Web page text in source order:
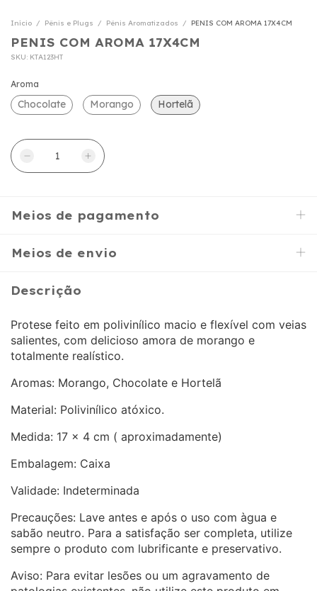
Início / Pênis e Plugs / Pênis Aromatizados / PENIS COM AROMA 17X4CM
PENIS COM AROMA 17X4CM
SKU: KTA123HT
Aroma
Chocolate Morango Hortelã
Meios de pagamento
Meios de envio
Descrição
Protese feito em polivinílico macio e flexível com veias
salientes, com delicioso amora de morango e
totalmente realístico.
Aromas: Morango, Chocolate e Hortelã
Material: Polivinílico atóxico.
Medida: 17 x 4 cm ( aproximadamente)
Embalagem: Caixa
Validade: Indeterminada
Precauções: Lave antes e após o uso com àgua e
sabão neutro. Para a satisfação ser completa, utilize
sempre o produto com lubrificante e preservativo.
Aviso: Para evitar lesões ou um agravamento de